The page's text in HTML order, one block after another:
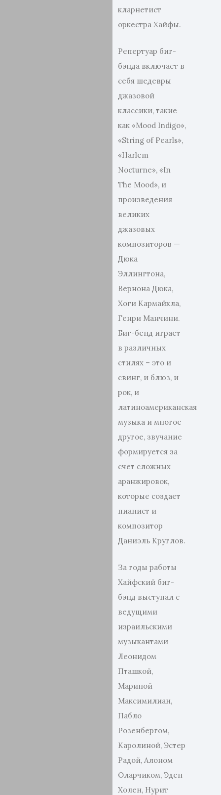
кларнетист
оркестра Хайфы.
Репертуар биг-
бэнда включает в
себя шедевры
джазовой
классики, такие
как «Mood Indigo»,
«String of Pearls»,
«Harlem
Nocturne», «In
The Mood», и
произведения
великих
джазовых
композиторов —
Дюка
Эллингтона,
Вернона Дюка,
Хоги Кармайкла,
Генри Манчини.
Биг-бенд играет
в различных
стилях – это и
свинг, и блюз, и
рок, и
латиноамериканская
музыка и многое
другое, звучание
формируется за
счет сложных
аранжировок,
которые создает
пианист и
композитор
Даниэль Круглов.
За годы работы
Хайфский биг-
бэнд выступал с
ведущими
израильскими
музыкантами
Леонидом
Пташкой,
Мариной
Максимилиан,
Пабло
Розенбергом,
Каролиной, Эстер
Радой, Алоном
Оларчиком, Эден
Холен, Нурит